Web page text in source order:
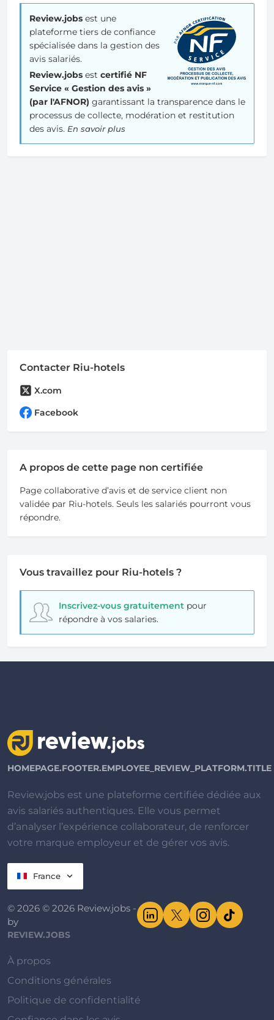
Review.jobs est une
plateforme tiers de confiance
spécialisée dans la gestion des
avis salariés.
Review.jobs est certifié NF
Service « Gestion des avis »
(par l'AFNOR) garantissant la transparence dans le
processus de collecte, modération et restitution
des avis. En savoir plus
Contacter Riu-hotels
X.com
Facebook
A propos de cette page non certifiée
Page collaborative d’avis et de service client non
validée par Riu-hotels. Seuls les salariés pourront vous
répondre.
Vous travaillez pour Riu-hotels ?
Inscrivez-vous gratuitementpour
répondre à vos salaries.
HOMEPAGE.FOOTER.EMPLOYEE_REVIEW_PLATFORM.TITLE
Review.jobs est une plateforme certifiée dédiée aux
avis salariés authentiques. Elle vous permet
d’analyser l’expérience collaborateur, de renforcer
votre marque employeur et de gérer vos avis.
France
© 2026 © 2026 Review.jobs -
by
REVIEW.JOBS
À propos
Conditions générales
Politique de confidentialité